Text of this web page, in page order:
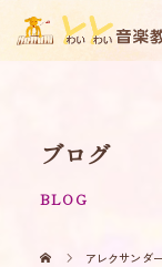
ブログ
BLOG
アレクサンダ